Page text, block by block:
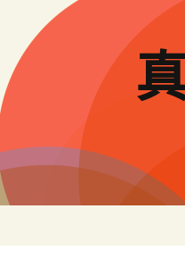
要
內
容